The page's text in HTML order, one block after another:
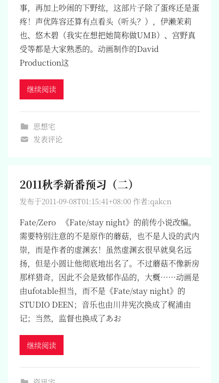
事，再加上吵闹的下野纮，这部片子除了蛋疼还是蛋
疼！声优阵容还算有点看头（听头？），伊濑茉莉
也、悠木碧（我实在想把她简称做UMB）、宫野真
受等都是大家熟悉的。动画制作的David
Production这
继续阅读
思想宅
发表评论
2011秋季新番预习（二）
发布于2011-09-08T01:15:41+08:00 作者:qakcn
Fate/Zero 《Fate/stay night》的前传小说改编。
需要特别注意的不是原作的蘑菇，也不是人设的武内
崇，而是作者的虚渊玄！虽然虚渊玄很早就臭名远
扬，但是小圆让他彻底地出名了。不过蘑菇不像新房
那样猎奇，因此不会是致郁作品的，大概……动画是
由ufotable担当，而不是《Fate/stay night》的
STUDIO DEEN；音乐也由川井宪次换成了梶浦由
记；当然，监督也换成了あお
继续阅读